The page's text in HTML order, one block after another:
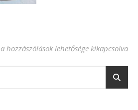
Montessori agy bejegyzéshez
a hozzászólások lehetősége kikapcsolva